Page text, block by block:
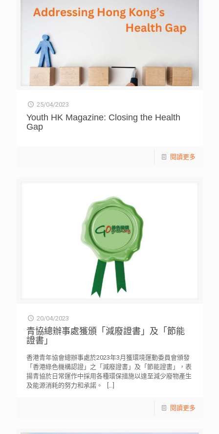
25/04/2023
Youth HK Magazine: Closing the Health
Gap
閱讀更多
20/04/2023
青協總辦事處獲頒「減廢證書」及「節能
證書」
香港青年協會總辦事處於2023年3月獲環境運動委員會頒發
「香港綠色機構認證」之「減廢證書」及「節能證書」，表
揚青協於日常運作中採用各種環保措施以達至減少廢物產生
及能源消耗的努力和承諾。
[…]
閱讀更多